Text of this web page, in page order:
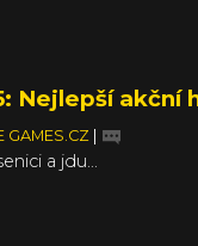
Nejlepší akční
GAMES.CZ
a jdu...